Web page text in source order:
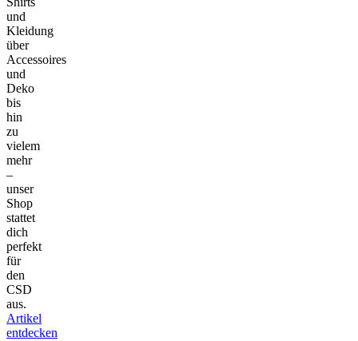
und
Kleidung
über
Accessoires
und
Deko
bis
hin
zu
vielem
mehr
–
unser
Shop
stattet
dich
perfekt
für
den
CSD
aus.
Artikel
entdecken